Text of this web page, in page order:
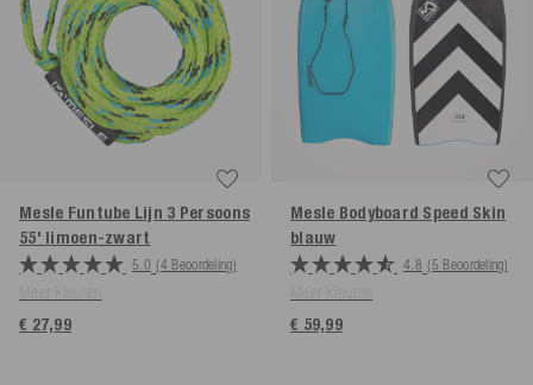
Mesle Funtube Lijn 3 Persoons
55' limoen-zwart
5.0 (4 Beoordeling)
€ 27,99
Mesle Bodyboard Speed Skin
blauw
4.8 (5 Beoordeling)
€ 59,99